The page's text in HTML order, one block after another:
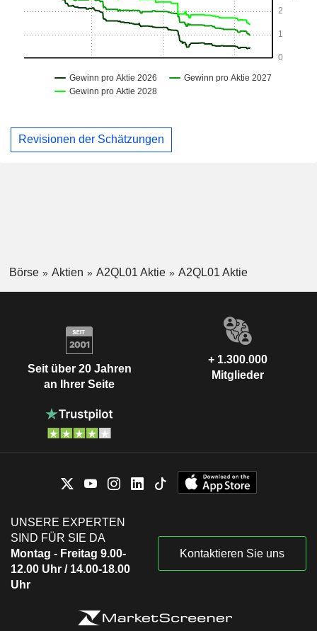
Revisionen der Schätzungen
Börse Aktien A2QL01 Aktie A2QL01 Aktie
Seit über 20 Jahren
an Ihrer Seite
+ 1.300.000
Mitglieder
UNSERE EXPERTEN
SIND FÜR SIE DA
Montag - Freitag 9.00-
12.00 Uhr / 14.00-18.00
Uhr
Kontaktieren Sie uns